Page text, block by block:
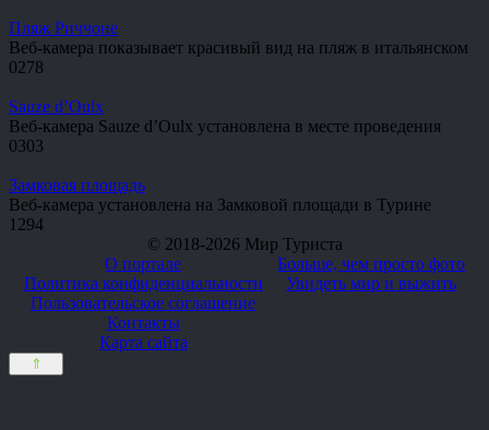
Пляж Риччоне
Веб-камера показывает красивый вид на пляж в итальянском
0278
Sauze d’Oulx
Веб-камера Sauze d’Oulx установлена в месте проведения
0303
Замковая площадь
Веб-камера установлена на Замковой площади в Турине
1 294
© 2018-2026 Мир Туриста
О портале
Политика конфиденциальности
Пользовательское соглашение
Контакты
Карта сайта
Больше, чем просто фото
Увидеть мир и выжить